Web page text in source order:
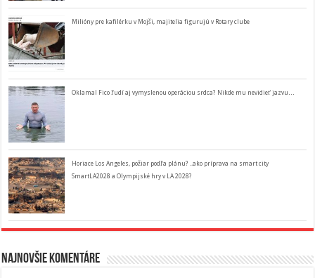
Milióny pre kafilérku v Mojši, majitelia figurujú v Rotary clube
Oklamal Fico ľudí aj vymyslenou operáciou srdca? Nikde mu nevidieť jazvu…
Horiace Los Angeles, požiar podľa plánu? ..ako príprava na smart city
SmartLA2028 a Olympijské hry v LA 2028?
Najnovšie komentáre